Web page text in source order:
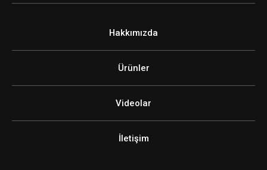
Hakkımızda
Ürünler
Videolar
İletişim